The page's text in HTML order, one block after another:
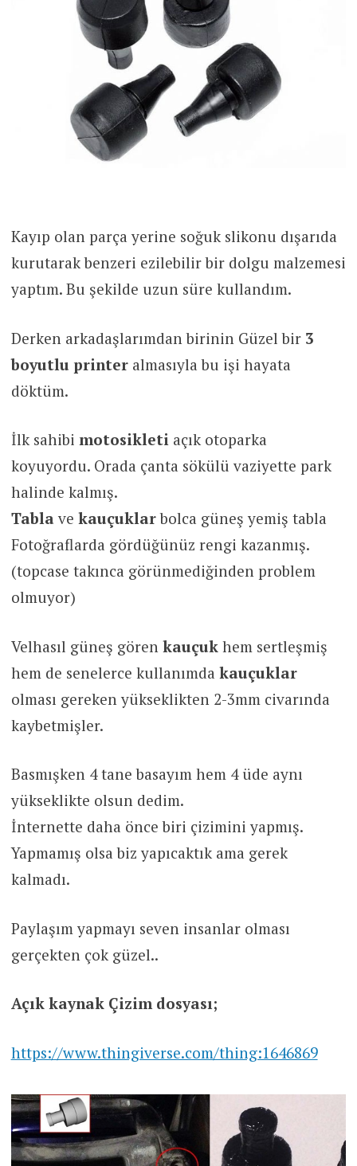
Kayıp olan parça yerine soğuk slikonu dışarıda
kurutarak benzeri ezilebilir bir dolgu malzemesi
yaptım. Bu şekilde uzun süre kullandım.
Derken arkadaşlarımdan birinin Güzel bir 3
boyutlu printeralmasıyla bu işi hayata
döktüm.
İlk sahibi motosikletiaçık otoparka
koyuyordu. Orada çanta sökülü vaziyette park
halinde kalmış.
Tabla ve kauçuklarbolca güneş yemiş tabla
Fotoğraflarda gördüğünüz rengi kazanmış.
(topcase takınca görünmediğinden problem
olmuyor)
Velhasıl güneş gören kauçuk hem sertleşmiş
hem de senelerce kullanımda kauçuklar
olması gereken yükseklikten 2-3mm civarında
kaybetmişler.
Basmışken 4 tane basayım hem 4 üde aynı
yükseklikte olsun dedim.
İnternette daha önce biri çizimini yapmış.
Yapmamış olsa biz yapıcaktık ama gerek
kalmadı.
Paylaşım yapmayı seven insanlar olması
gerçekten çok güzel..
Açık kaynak Çizim dosyası;
https://www.thingiverse.com/thing:1646869